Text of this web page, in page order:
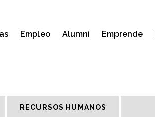
Empleo Alumni Emprende
RECURSOS HUMANOS